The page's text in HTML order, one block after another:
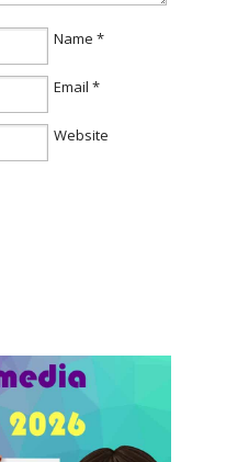
Name *
Email *
Website